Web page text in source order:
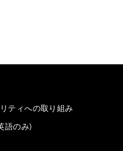
ティへの取り組み
語のみ)